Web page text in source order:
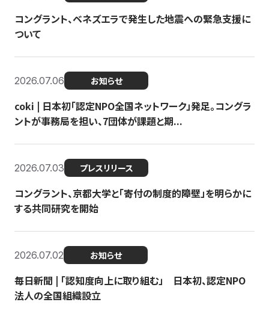
コングラント、ベネズエラで発生した地震への緊急支援に
ついて
2026.07.06 お知らせ
coki | 日本初「認定NPO全国ネットワーク」発足。コングラ
ントが事務局を担い、7団体が課題と期...
2026.07.03 プレスリリース
コングラント、京都大学と「寄付の制度的障壁」を明らかに
する共同研究を開始
2026.07.02 お知らせ
毎日新聞 | 「認知度向上に取り組む」 日本初、認定NPO
法人の全国組織設立